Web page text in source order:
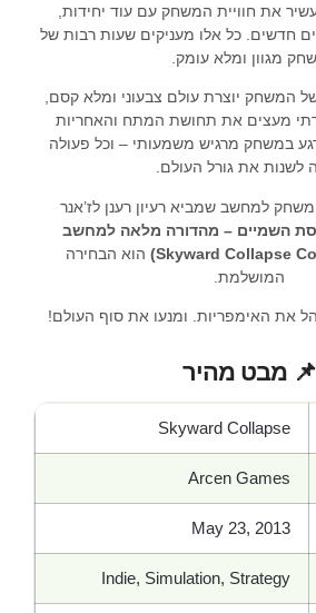
את חוויית המשחק עם עוד יחידות,
חדשים. כל אלו מעניקים שעות רבות של
מגוון ומלא עומק.
המשחק יוצרת עולם צבעוני ומלא קסם,
מעצים את תחושת המתח והאחריות
במשחק מרגיש משמעותי – וכל פעולה
לשנות את גורל העולם.
למחשב שמביא רעיון רענן לז’אנר
השמיים – מהדורה מלאה למחשב
הוא הבחירה
המושלמת.
את האימפריות. ומנעו את סוף העולם!
📌 מבט מהיר
Skyward Collapse
Arcen Games
May 23, 2013
Indie, Simulation, Strategy